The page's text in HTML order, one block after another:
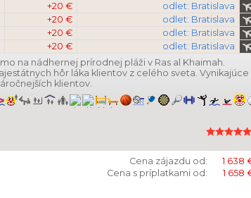
+20 €
odlet: Bratislava
+20 €
odlet: Bratislava
+20 €
odlet: Bratislava
+20 €
odlet: Bratislava
na nádhernej prírodnej pláži v Ras al Khaimah.
hôr láka klientov z celého sveta. Vynikajúce
klientov.
Cena zájazdu od:
1 638
Cena s príplatkami od:
1 658